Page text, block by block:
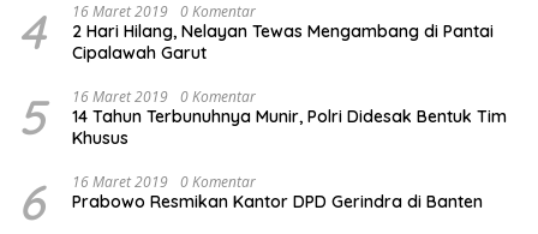
4 16 Maret 2019 0 Komentar
2 Hari Hilang, Nelayan Tewas Mengambang di Pantai
Cipalawah Garut
5 16 Maret 2019 0 Komentar
14 Tahun Terbunuhnya Munir, Polri Didesak Bentuk Tim
Khusus
6 16 Maret 2019 0 Komentar
Prabowo Resmikan Kantor DPD Gerindra di Banten